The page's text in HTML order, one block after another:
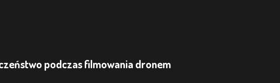
podczas filmowania dronem